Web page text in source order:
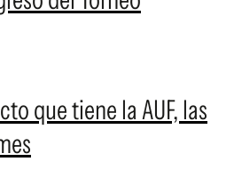
que tiene la AUF, las